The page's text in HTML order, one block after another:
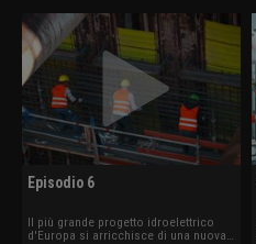
Episodio 6
Il più grande progetto idroelettrico
d'Europa si arricchisce di una nuova